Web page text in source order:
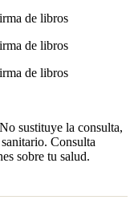
sustituye la consulta,
Consulta
sobre tu salud.